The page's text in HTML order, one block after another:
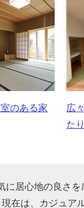
のある家
広
た
居心地の良さ
在は、カジュア